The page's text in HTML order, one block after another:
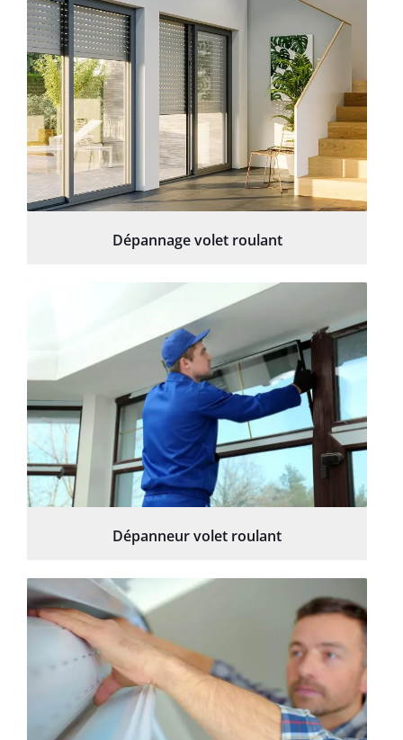
Dépannage volet roulant
Dépanneur volet roulant